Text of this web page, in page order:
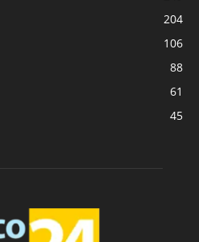
204
106
88
61
45